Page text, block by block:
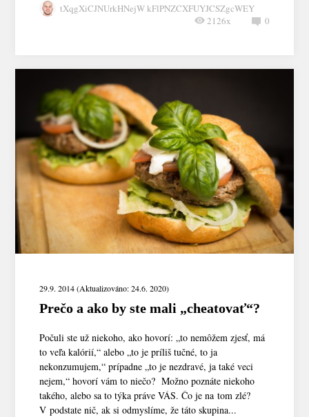
tXqgXiCJNUrkHNejW kFlPNZCXFUYJCSZgcWEY
0
2126x
29.9. 2014 (Aktualizováno: 24.6. 2020)
Prečo a ako by ste mali „cheatovať“?
Počuli ste už niekoho, ako hovorí: „to nemôžem zjesť, má
to veľa kalórií,“ alebo „to je príliš tučné, to ja
nekonzumujem,“ prípadne „to je nezdravé, ja také veci
nejem,“ hovorí vám to niečo? Možno poznáte niekoho
takého, alebo sa to týka práve VÁS. Čo je na tom zlé?
V podstate nič, ak si odmyslíme, že táto skupina...